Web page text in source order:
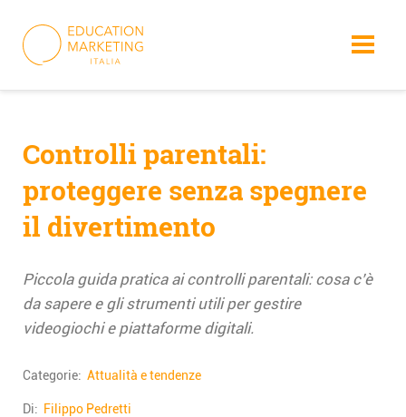
content
Controlli parentali:
proteggere senza spegnere
il divertimento
Piccola guida pratica ai controlli parentali: cosa c’è
da sapere e gli strumenti utili per gestire
videogiochi e piattaforme digitali.
Categorie: Attualità e tendenze
Di: Filippo Pedretti